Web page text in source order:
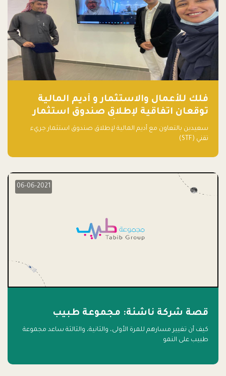
فلك للأعمال والاستثمار و أديم المالية
توقعان اتفاقية لإطلاق صندوق استثمار
جريء تقني (STF) - مشغل من قبل فـلك
سعيدين بالتعاون مع أديم المالية لإطلاق صندوق استثمار جريء
تقني (STF)
06-06-2021
قصة شركة ناشئة: مجموعة طبيب
كيف أن تغيير مسارهم للمرة الأولى، والثانية، والثالثة ساعد مجموعة
طبيب على النمو